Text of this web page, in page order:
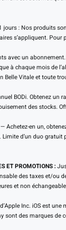
: Nos produits
s’appliquent. Pour
avec un
à chaque mois de
Belle Vitale et toute
BODi. Obtenez un
des stocks.
Achetez-en un,
d’un duo
ET PROMOTIONS :
des taxes et/ou
et non
Inc. iOS est
sont des marques de